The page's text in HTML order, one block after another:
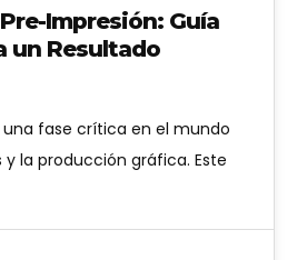
Impresión: Guía
un Resultado
fase crítica en el mundo
la producción gráfica. Este